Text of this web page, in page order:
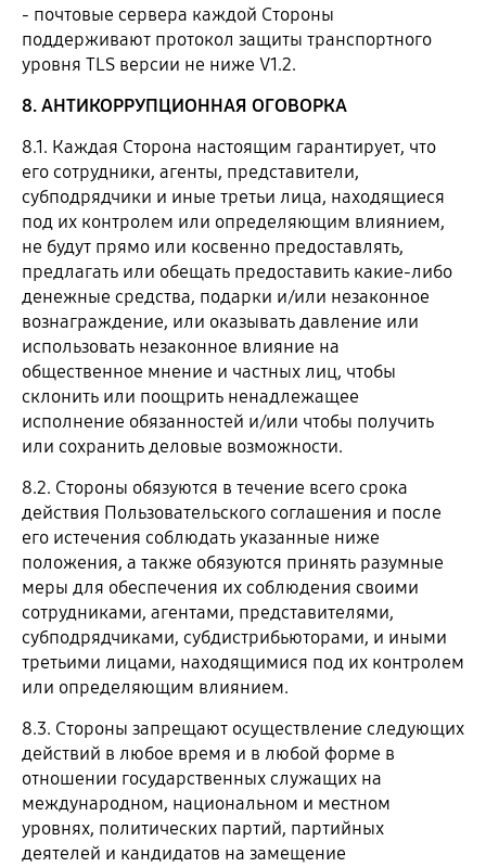
- почтовые сервера каждой Стороны
поддерживают протокол защиты транспортного
уровня TLS версии не ниже V1.2.
8. АНТИКОРРУПЦИОННАЯ ОГОВОРКА
8.1. Каждая Сторона настоящим гарантирует, что
его сотрудники, агенты, представители,
субподрядчики и иные третьи лица, находящиеся
под их контролем или определяющим влиянием,
не будут прямо или косвенно предоставлять,
предлагать или обещать предоставить какие-либо
денежные средства, подарки и/или незаконное
вознаграждение, или оказывать давление или
использовать незаконное влияние на
общественное мнение и частных лиц, чтобы
склонить или поощрить ненадлежащее
исполнение обязанностей и/или чтобы получить
или сохранить деловые возможности.
8.2. Стороны обязуются в течение всего срока
действия Пользовательского соглашения и после
его истечения соблюдать указанные ниже
положения, а также обязуются принять разумные
меры для обеспечения их соблюдения своими
сотрудниками, агентами, представителями,
субподрядчиками, субдистрибьюторами, и иными
третьими лицами, находящимися под их контролем
или определяющим влиянием.
8.3. Стороны запрещают осуществление следующих
действий в любое время и в любой форме в
отношении государственных служащих на
международном, национальном и местном
уровнях, политических партий, партийных
деятелей и кандидатов на замещение